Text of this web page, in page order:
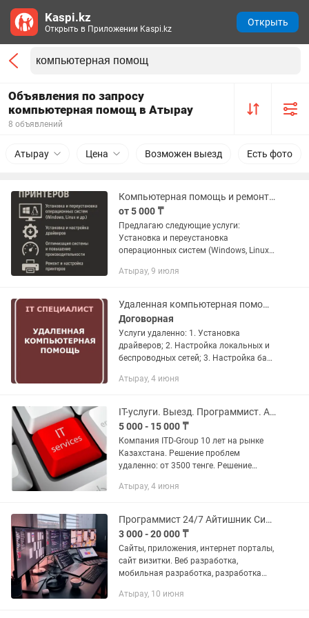
Объявления по запросу
компьютерная помощ в Атырау
8 объявлений
Атырау Цена Возможен выезд Есть фото
Компьютерная помощь и ремонт принтеров
от 5 000 ₸
Предлагаю следующие услуги:
Установка и переустановка
операционных систем (Windows, Linux и
Оптимизация системы и повышение
Атырау, 9 июля
Удаленная компьютерная помощь. IT услуги. Айтишник / программист
Договорная
Услуги удаленно: 1. Установка
драйверов; 2. Настройка локальных и
беспроводных сетей; 3. Настройка банк
принтеров, сканеров, факсов, Web-
Атырау, 4 июня
IT-услуги. Выезд. Программист. Айтишник. Компьютерная помощь
5 000 - 15 000 ₸
Компания ITD-Group 10 лет на рынке
Казахстана. Решение проблем
удаленно: от 3500 тенге. Решение
специалисты с опытом работы помогут
Атырау, 4 июня
Программист 24/7 Айтишник Системный администратор
3 000 - 20 000 ₸
Сайты, приложения, интернет порталы,
сайт визитки. Веб разработка,
мобильная разработка, разработка
API, Тестирование. Frontend, backend,
Атырау, 10 июня
Kaspi.kz
Открыть в Приложении Kaspi.kz
Открыть